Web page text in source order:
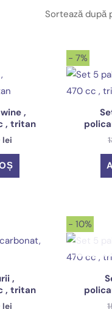
,
, tritan
lei.
leiPrețul
este:
125,00 lei.
- 7%
,
, tritan
leiPrețul
- 10%